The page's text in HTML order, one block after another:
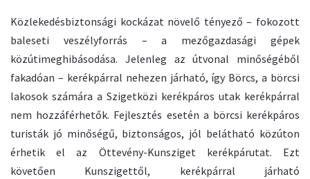
Közlekedésbiztonsági kockázat növelő tényező – fokozott
baleseti veszélyforrás – a mezőgazdasági gépek
közútimeghibásodása. Jelenleg az útvonal minőségéből
fakadóan – kerékpárral nehezen járható, így Börcs, a börcsi
lakosok számára a Szigetközi kerékpáros utak kerékpárral
nem hozzáférhetők. Fejlesztés esetén a börcsi kerékpáros
turisták jó minőségű, biztonságos, jól belátható közúton
érhetik el az Öttevény-Kunsziget kerékpárutat. Ezt
követően Kunszigettől, kerékpárral járható